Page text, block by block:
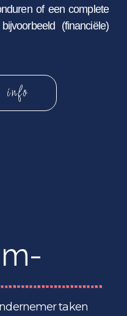
of een complete
(financiële)
taken